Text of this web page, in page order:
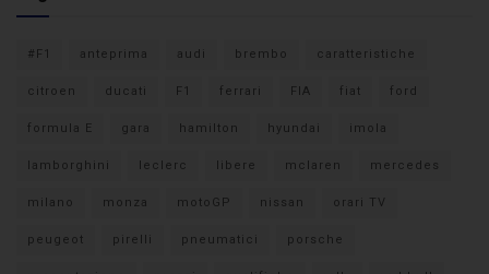
#F1 anteprima audi brembo caratteristiche
citroen ducati F1 ferrari FIA fiat ford
formula E gara hamilton hyundai imola
lamborghini leclerc libere mclaren mercedes
milano monza motoGP nissan orari TV
peugeot pirelli pneumatici porsche